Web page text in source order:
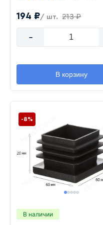
194 ₽/ шт. 213 ₽
-
В корзину
В наличии
-8%